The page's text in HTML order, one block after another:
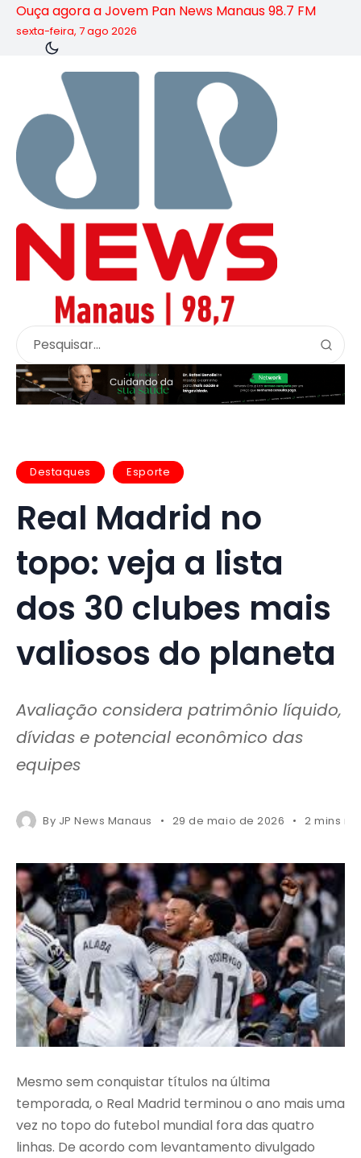
Ouça agora a Jovem Pan News Manaus 98.7 FM
sexta-feira, 7 ago 2026
Destaques Esporte
Real Madrid no
topo: veja a lista
dos 30 clubes mais
valiosos do planeta
Avaliação considera patrimônio líquido,
dívidas e potencial econômico das
equipes
By JP News Manaus 29 de maio de 2026 2 mins
Mesmo sem conquistar títulos na última
temporada, o Real Madrid terminou o ano mais uma
vez no topo do futebol mundial fora das quatro
linhas. De acordo com levantamento divulgado